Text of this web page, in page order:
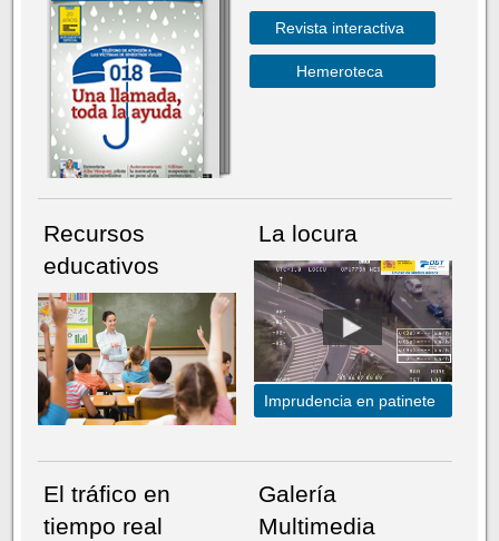
Revista interactiva
Hemeroteca
Recursos
educativos
La locura
Imprudencia en patinete
El tráfico en
tiempo real
Galería
Multimedia